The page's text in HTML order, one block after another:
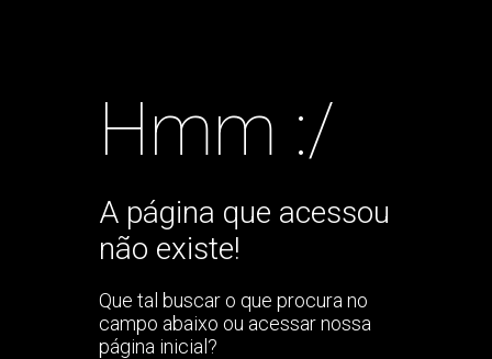
Hmm :/
A página que acessou
não existe!
Que tal buscar o que procura no
campo abaixo ou acessar nossa
página inicial?